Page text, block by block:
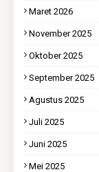
Maret 2026
November 2025
Oktober 2025
September 2025
Agustus 2025
Juli 2025
Juni 2025
Mei 2025